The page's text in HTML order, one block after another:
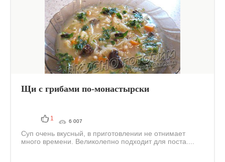
Щи с грибами по-монастырски
1 6 007
Суп очень вкусный, в приготовлении не отнимает
много времени. Великолепно подходит для поста....